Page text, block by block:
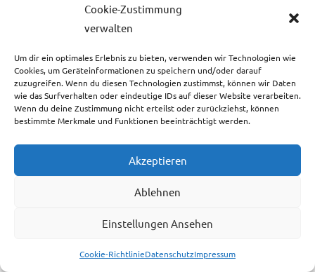
Cookie-Zustimmung
verwalten
Um dir ein optimales Erlebnis zu bieten, verwenden wir Technologien wie
Cookies, um Geräteinformationen zu speichern und/oder darauf
zuzugreifen. Wenn du diesen Technologien zustimmst, können wir Daten
wie das Surfverhalten oder eindeutige IDs auf dieser Website verarbeiten.
Wenn du deine Zustimmung nicht erteilst oder zurückziehst, können
bestimmte Merkmale und Funktionen beeinträchtigt werden.
Akzeptieren
Ablehnen
Einstellungen Ansehen
Cookie-RichtlinieDatenschutzImpressum
Speicherung anonymisiert.
Nutzung unserer Website durch die Websitebesucher zu
erfassen und zu analysieren. Hierdurch können wir u. a.
herausfinden, wann welche Seitenaufrufe getätigt wurden
und aus welcher Region sie kommen. Außerdem erfassen wir
verwendete Browser und Betriebssysteme) und können
messen, ob unsere Websitebesucher bestimmte Aktionen
durchführen (z. B. Klicks, Käufe u. Ä.).
Die Nutzung dieses Analyse-Tools erfolgt auf Grundlage von
berechtigtes Interesse an der anonymisierten Analyse des